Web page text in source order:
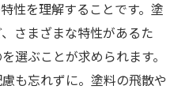
性を理解することです。塗
さまざまな特性があるた
選ぶことが求められます。
も忘れずに。塗料の飛散や